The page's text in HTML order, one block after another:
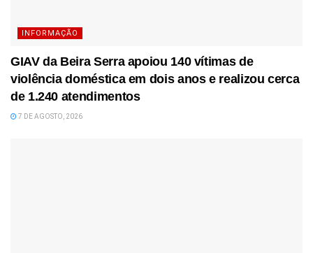
INFORMAÇÃO
GIAV da Beira Serra apoiou 140 vítimas de
violência doméstica em dois anos e realizou cerca
de 1.240 atendimentos
7 DE AGOSTO, 2026